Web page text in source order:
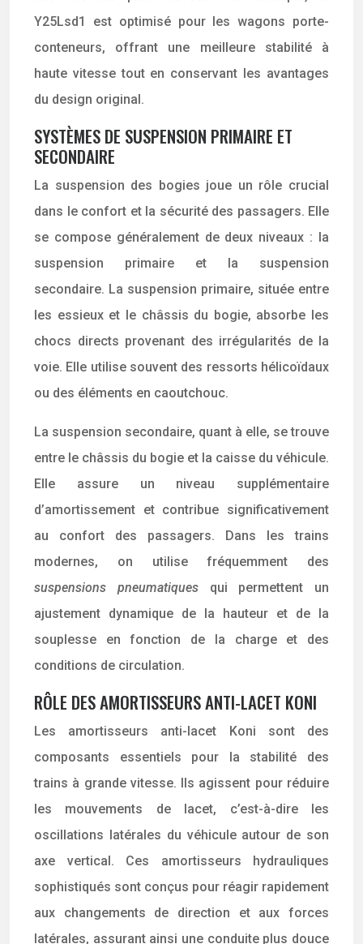
Y25Lsd1 est optimisé pour les wagons porte-
conteneurs, offrant une meilleure stabilité à
haute vitesse tout en conservant les avantages
du design original.
SYSTÈMES DE SUSPENSION PRIMAIRE ET
SECONDAIRE
La suspension des bogies joue un rôle crucial
dans le confort et la sécurité des passagers. Elle
se compose généralement de deux niveaux : la
suspension primaire et la suspension
secondaire. La suspension primaire, située entre
les essieux et le châssis du bogie, absorbe les
chocs directs provenant des irrégularités de la
voie. Elle utilise souvent des ressorts hélicoïdaux
ou des éléments en caoutchouc.
La suspension secondaire, quant à elle, se trouve
entre le châssis du bogie et la caisse du véhicule.
Elle assure un niveau supplémentaire
d’amortissement et contribue significativement
au confort des passagers. Dans les trains
modernes, on utilise fréquemment des
suspensions pneumatiques qui permettent un
ajustement dynamique de la hauteur et de la
souplesse en fonction de la charge et des
conditions de circulation.
RÔLE DES AMORTISSEURS ANTI-LACET KONI
Les amortisseurs anti-lacet Koni sont des
composants essentiels pour la stabilité des
trains à grande vitesse. Ils agissent pour réduire
les mouvements de lacet, c’est-à-dire les
oscillations latérales du véhicule autour de son
axe vertical. Ces amortisseurs hydrauliques
sophistiqués sont conçus pour réagir rapidement
aux changements de direction et aux forces
latérales, assurant ainsi une conduite plus douce